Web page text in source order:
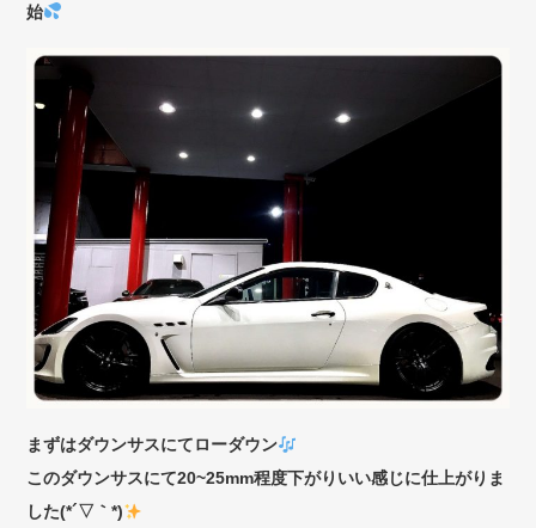
始
まずはダウンサスにてローダウン
このダウンサスにて20~25mm程度下がりいい感じに仕上がりま
した(*´▽｀*)